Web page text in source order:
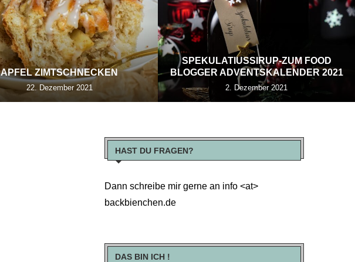
APFEL ZIMTSCHNECKEN
22. Dezember 2021
SPEKULATIUSSIRUP-ZUM FOOD
BLOGGER ADVENTSKALENDER 2021
2. Dezember 2021
HAST DU FRAGEN?
Dann schreibe mir gerne an info <at>
backbienchen.de
DAS BIN ICH !